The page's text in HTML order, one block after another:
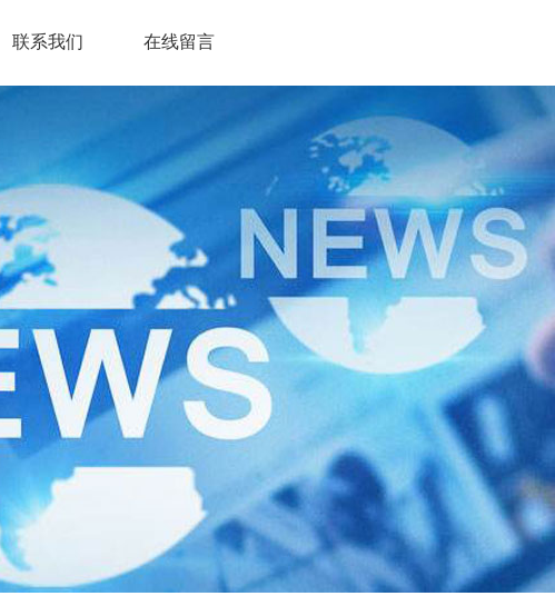
联系我们 在线留言